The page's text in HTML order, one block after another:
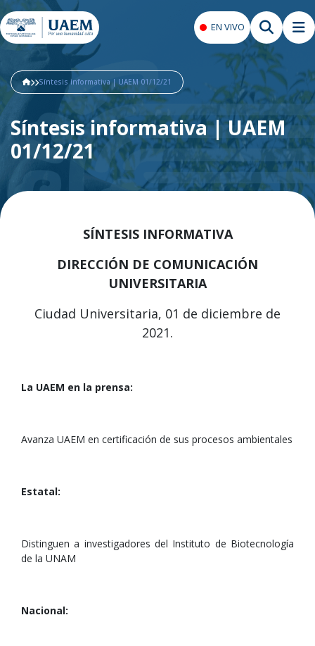
EN VIVO
Síntesis informativa | UAEM 01/12/21
Síntesis informativa | UAEM
01/12/21
SÍNTESIS INFORMATIVA
DIRECCIÓN DE COMUNICACIÓN
UNIVERSITARIA
Ciudad Universitaria, 01 de diciembre de
2021.
La UAEM en la prensa:
Avanza UAEM en certificación de sus procesos ambientales
Estatal:
Distinguen a investigadores del Instituto de Biotecnología
de la UNAM
Nacional: